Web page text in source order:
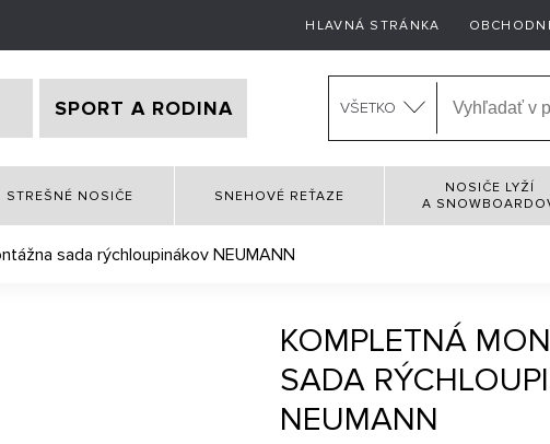
HLAVNÁ STRÁNKA
SPORT A RODINA VŠETKO
STREŠNÉ NOSIČE SNEHOVÉ REŤAZE
NOSIČE LYŽÍ
A
sada rýchloupinákov NEUMANN
KOMPLETNÁ
SADA
NEUMANN